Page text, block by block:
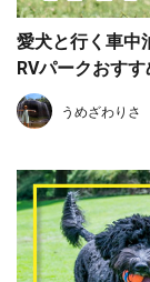
愛犬と行く車中
RVパークおす
うめざわりさ